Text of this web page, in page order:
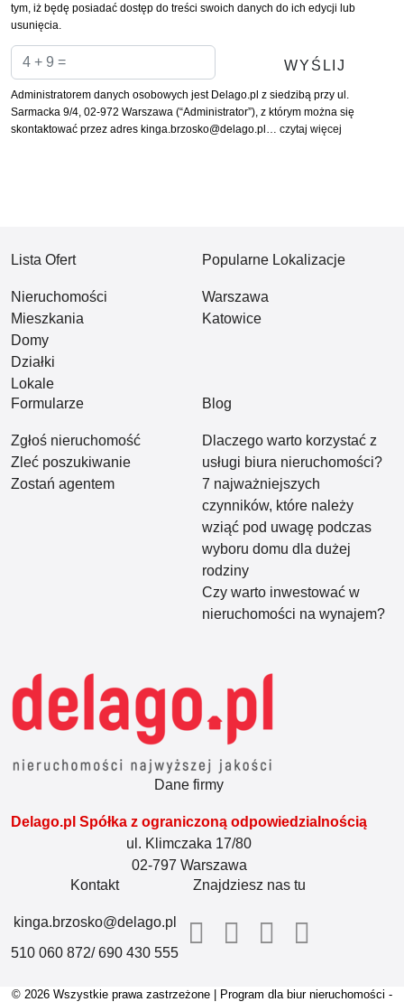
tym, iż będę posiadać dostęp do treści swoich danych do ich edycji lub
usunięcia.
Administratorem danych osobowych jest Delago.pl z siedzibą przy ul.
Sarmacka 9/4, 02-972 Warszawa (“Administrator”), z którym można się
skontaktować przez adres kinga.brzosko@delago.pl… czytaj więcej
Lista Ofert
Nieruchomości
Mieszkania
Domy
Działki
Lokale
Popularne Lokalizacje
Warszawa
Katowice
Formularze
Zgłoś nieruchomość
Zleć poszukiwanie
Zostań agentem
Blog
Dlaczego warto korzystać z
usługi biura nieruchomości?
7 najważniejszych
czynników, które należy
wziąć pod uwagę podczas
wyboru domu dla dużej
rodziny
Czy warto inwestować w
nieruchomości na wynajem?
Dane firmy
Delago.pl Spółka z ograniczoną odpowiedzialnością
ul. Klimczaka 17/80
02-797 Warszawa
Kontakt
kinga.brzosko@delago.pl
510 060 872/ 690 430 555
Znajdziesz nas tu
© 2026 Wszystkie prawa zastrzeżone | Program dla biur nieruchomości -